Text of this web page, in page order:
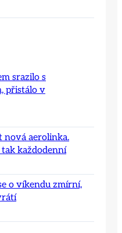
srazilo s
přistálo v
nová aerolinka.
každodenní
o víkendu zmírní,